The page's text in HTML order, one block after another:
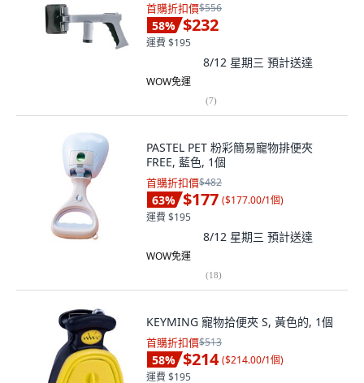
首購折扣價$556
58% $232
運費 $195
8/12 星期三 預計送達
WOW免運
(7)
PASTEL PET 粉彩簡易寵物排便夾
FREE, 藍色, 1個
首購折扣價$482
63% $177 ($177.00/1個)
運費 $195
8/12 星期三 預計送達
WOW免運
(18)
KEYMING 寵物拾便夾 S, 黃色的, 1個
首購折扣價$513
58% $214 ($214.00/1個)
運費 $195